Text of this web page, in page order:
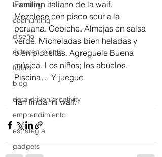
branding
coolhunting
diseño
entretenimiento
futuro
blog
data-driven creativity
emprendimiento
estrategia
gadgets
Familion italiano de la waif.
Mezclese con pisco sour a la
peruana. Cebiche. Almejas en salsa
verde. Micheladas bien heladas y
bien picositas. Agreguele Buena
música. Los niños; los abuelos.
Piscina… Y juegue.
Tan linda mi waif.